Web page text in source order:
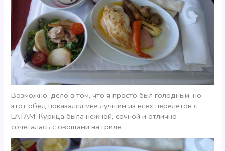
Возможно, дело в том, что я просто был голодным, но
этот обед показался мне лучшим из всех перелетов с
LATAM. Курица была нежной, сочной и отлично
сочеталась с овощами на гриле…